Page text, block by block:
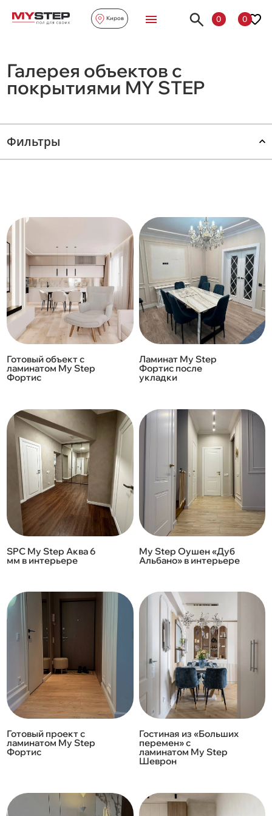
Киров 0 0
Галерея объектов с
покрытиями MY STEP
Фильтры
Готовый объект с
ламинатом My Step
Фортис
Ламинат My Step
Фортис после
укладки
SPC My Step Аква 6
мм в интерьере
My Step Оушен «Дуб
Альбано» в интерьере
Готовый проект с
ламинатом My Step
Фортис
Гостиная из «Больших
перемен» с
ламинатом My Step
Шеврон